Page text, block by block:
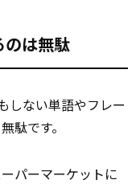
のは無駄
しない単語やフレー
駄です。
パーマーケットに